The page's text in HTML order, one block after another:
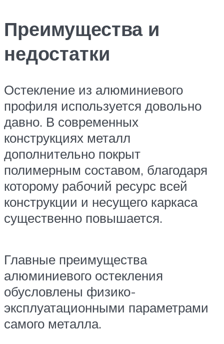
Преимущества и
недостатки
Остекление из алюминиевого
профиля используется довольно
давно. В современных
конструкциях металл
дополнительно покрыт
полимерным составом, благодаря
которому рабочий ресурс всей
конструкции и несущего каркаса
существенно повышается.
Главные преимущества
алюминиевого остекления
обусловлены физико-
эксплуатационными параметрами
самого металла.